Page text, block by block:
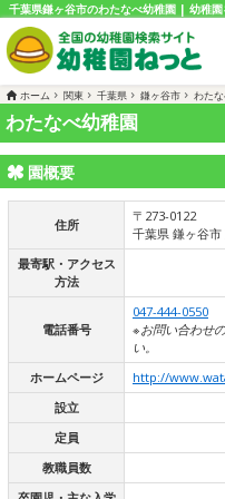
千葉県鎌ヶ谷市のわたなべ幼稚園 | 幼稚園
ホーム 関東 千葉県 鎌ヶ谷市 わた
わたなべ幼稚園
園概要
住所
〒273-0122
千葉県 鎌ヶ谷
最寄駅・アクセス
方法
電話番号
047-444-0550
※お問い合わせ
い。
ホームページ
http://
設立
定員
教職員数